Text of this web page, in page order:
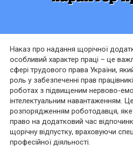
Наказ про надання щорічної
особливий характер праці – це
сфері трудового права України,
роль у забезпеченні прав
роботах з підвищеним нервово-
інтелектуальним навантаженням.
розпорядженням роботодавця, яке
право на додатковий час
щорічну відпустку, враховуючи
професійної діяльності.